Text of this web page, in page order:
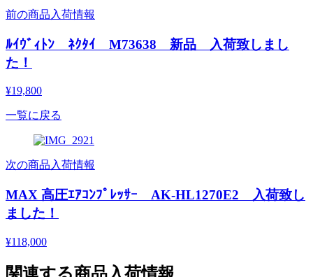
前の商品入荷情報
ﾙｲｳﾞｨﾄﾝ ﾈｸﾀｲ M73638 新品 入荷致しまし
た！
¥19,800
一覧に戻る
次の商品入荷情報
MAX 高圧ｴｱｺﾝﾌﾟﾚｯｻｰ AK-HL1270E2 入荷致し
ました！
¥118,000
関連する商品入荷情報